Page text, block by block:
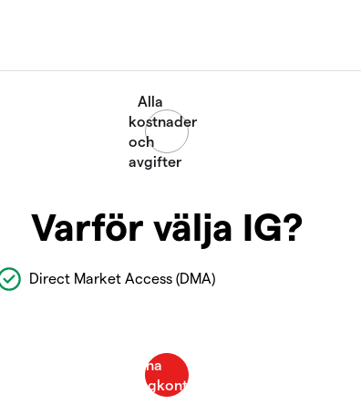
Varför välja IG?
Direct Market Access (DMA)